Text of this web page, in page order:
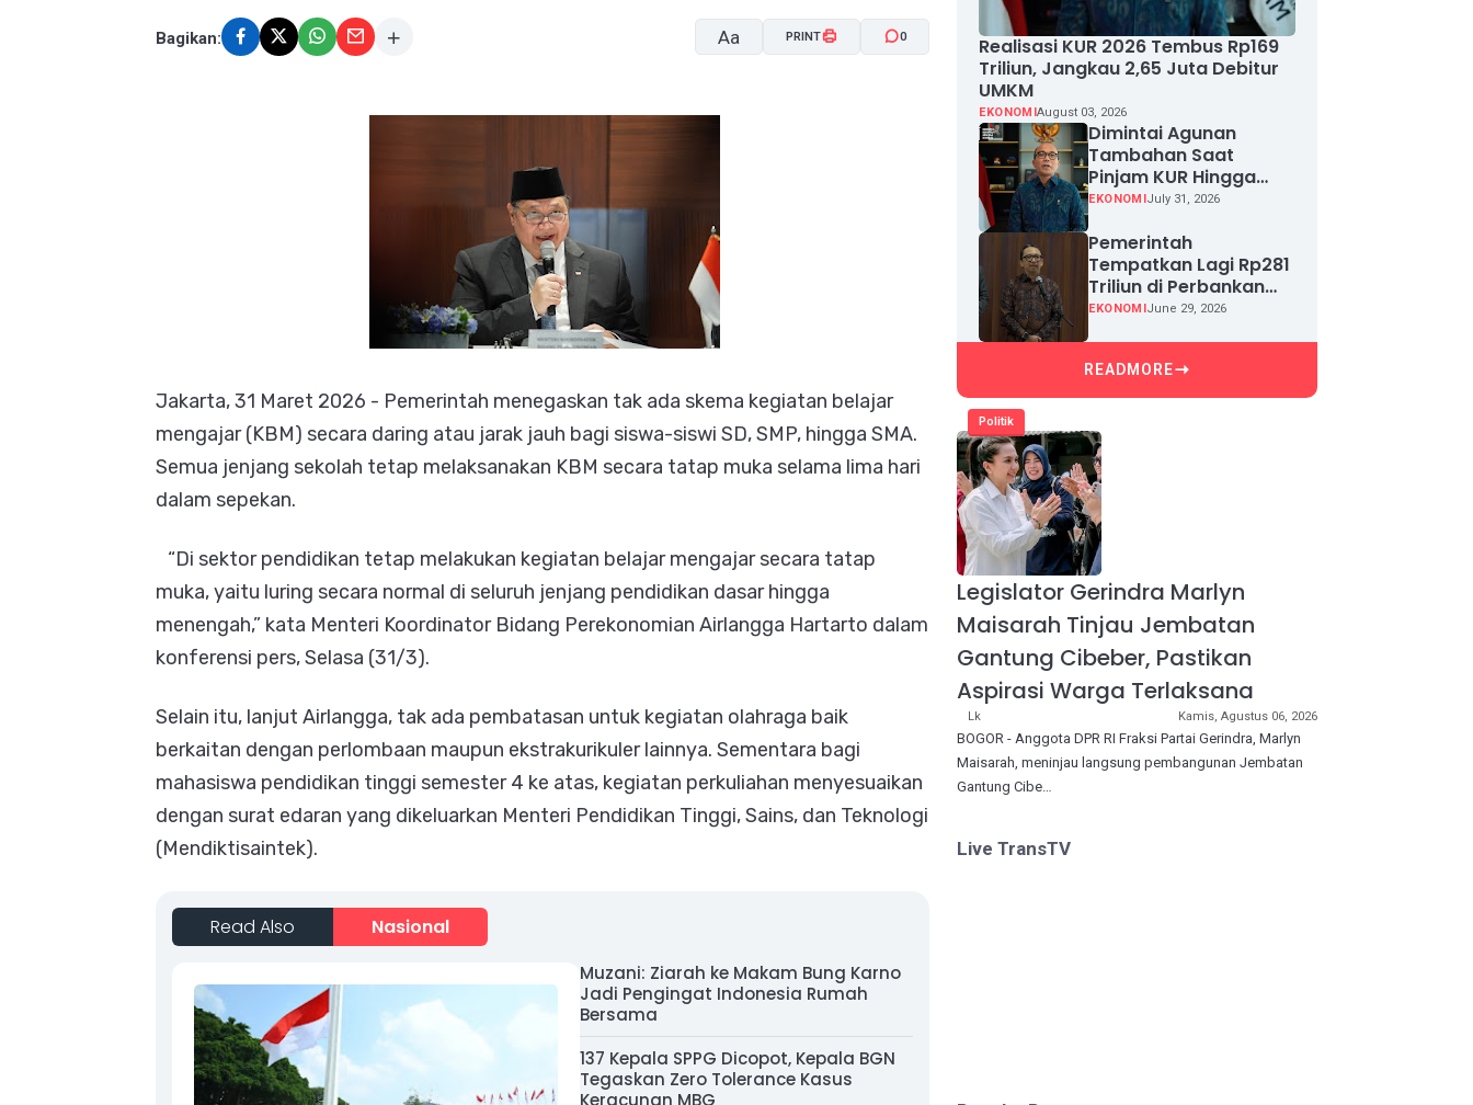
Bagikan: Aa PRINT 0
Jakarta, 31 Maret 2026 - Pemerintah menegaskan tak ada skema kegiatan belajar
mengajar (KBM) secara daring atau jarak jauh bagi siswa-siswi SD, SMP, hingga SMA.
Semua jenjang sekolah tetap melaksanakan KBM secara tatap muka selama lima hari
dalam sepekan.
“Di sektor pendidikan tetap melakukan kegiatan belajar mengajar secara tatap
muka, yaitu luring secara normal di seluruh jenjang pendidikan dasar hingga
menengah,” kata Menteri Koordinator Bidang Perekonomian Airlangga Hartarto dalam
konferensi pers, Selasa (31/3).
Selain itu, lanjut Airlangga, tak ada pembatasan untuk kegiatan olahraga baik
berkaitan dengan perlombaan maupun ekstrakurikuler lainnya. Sementara bagi
mahasiswa pendidikan tinggi semester 4 ke atas, kegiatan perkuliahan menyesuaikan
dengan surat edaran yang dikeluarkan Menteri Pendidikan Tinggi, Sains, dan Teknologi
(Mendiktisaintek).
Read Also Nasional
Muzani: Ziarah ke Makam Bung Karno
Jadi Pengingat Indonesia Rumah
Bersama
137 Kepala SPPG Dicopot, Kepala BGN
Tegaskan Zero Tolerance Kasus
Keracunan MBG
Realisasi KUR 2026 Tembus Rp169
Triliun, Jangkau 2,65 Juta Debitur
UMKM
EKONOMIAugust 03, 2026
Dimintai Agunan
Tambahan Saat
Pinjam KUR Hingga
Rp100 Juta, Segera
EKONOMI July 31, 2026
Pemerintah
Tempatkan Lagi Rp281
Triliun di Perbankan
demi Jaga Likuiditas
EKONOMI June 29, 2026
READMORE
Politik
Legislator Gerindra Marlyn
Maisarah Tinjau Jembatan
Gantung Cibeber, Pastikan
Aspirasi Warga Terlaksana
Lk Kamis, Agustus 06, 2026
BOGOR - Anggota DPR RI Fraksi Partai Gerindra, Marlyn
Maisarah, meninjau langsung pembangunan Jembatan
Gantung Cibe…
Live TransTV